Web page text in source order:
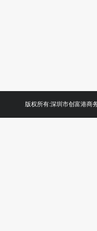
版权所有:深圳市创富港